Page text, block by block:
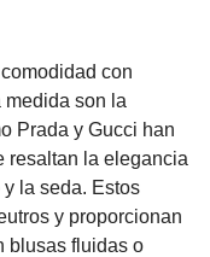
con
son la
Prada y Gucci han
resaltan la elegancia
la seda. Estos
y proporcionan
blusas fluidas o